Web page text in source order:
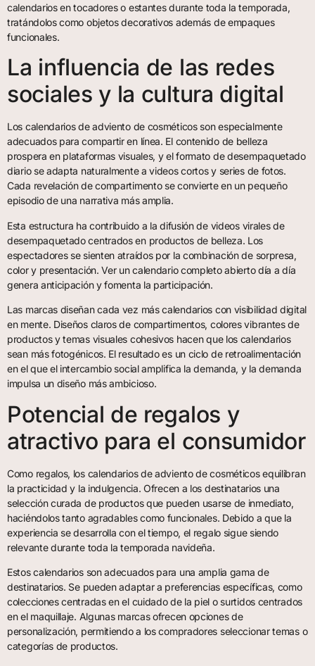
calendarios en tocadores o estantes durante toda la temporada,
tratándolos como objetos decorativos además de empaques
funcionales.
La influencia de las redes
sociales y la cultura digital
Los calendarios de adviento de cosméticos son especialmente
adecuados para compartir en línea. El contenido de belleza
prospera en plataformas visuales, y el formato de desempaquetado
diario se adapta naturalmente a videos cortos y series de fotos.
Cada revelación de compartimento se convierte en un pequeño
episodio de una narrativa más amplia.
Esta estructura ha contribuido a la difusión de videos virales de
desempaquetado centrados en productos de belleza. Los
espectadores se sienten atraídos por la combinación de sorpresa,
color y presentación. Ver un calendario completo abierto día a día
genera anticipación y fomenta la participación.
Las marcas diseñan cada vez más calendarios con visibilidad digital
en mente. Diseños claros de compartimentos, colores vibrantes de
productos y temas visuales cohesivos hacen que los calendarios
sean más fotogénicos. El resultado es un ciclo de retroalimentación
en el que el intercambio social amplifica la demanda, y la demanda
impulsa un diseño más ambicioso.
Potencial de regalos y
atractivo para el consumidor
Como regalos, los calendarios de adviento de cosméticos equilibran
la practicidad y la indulgencia. Ofrecen a los destinatarios una
selección curada de productos que pueden usarse de inmediato,
haciéndolos tanto agradables como funcionales. Debido a que la
experiencia se desarrolla con el tiempo, el regalo sigue siendo
relevante durante toda la temporada navideña.
Estos calendarios son adecuados para una amplia gama de
destinatarios. Se pueden adaptar a preferencias específicas, como
colecciones centradas en el cuidado de la piel o surtidos centrados
en el maquillaje. Algunas marcas ofrecen opciones de
personalización, permitiendo a los compradores seleccionar temas o
categorías de productos.